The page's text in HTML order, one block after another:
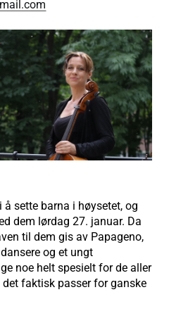
sette barna i høysetet, og
dem lørdag 27. januar. Da
til dem gis av Papageno,
og et ungt
noe helt spesielt for de aller
faktisk passer for ganske